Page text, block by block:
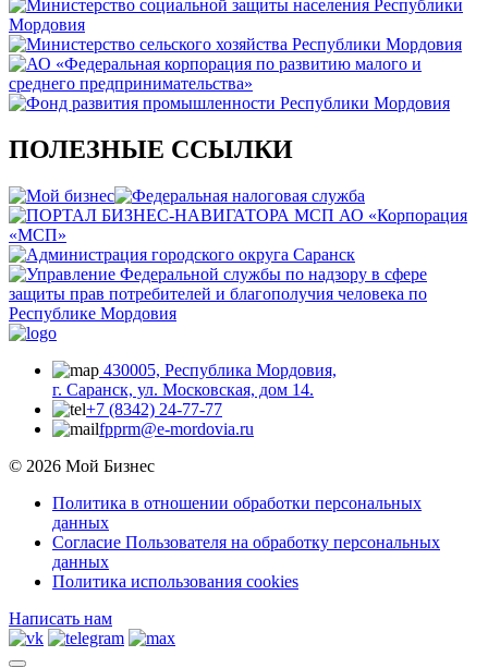
ПОЛЕЗНЫЕ ССЫЛКИ
430005, Республика Мордовия,
г. Саранск, ул. Московская, дом 14.
+7 (8342) 24-77-77
fpprm@e-mordovia.ru
© 2026 Мой Бизнес
Политика в отношении обработки персональных
данных
Согласие Пользователя на обработку персональных
данных
Политика использования cookies
Написать нам